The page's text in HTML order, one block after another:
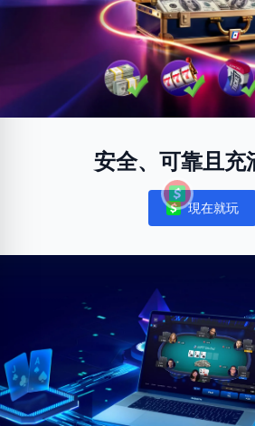
安全、可靠且充
Notifications
現在就玩